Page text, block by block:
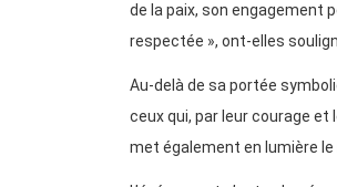
de la paix, son engagement
respectée », ont-elles
Au-delà de sa portée
ceux qui, par leur courage
met également en lumière